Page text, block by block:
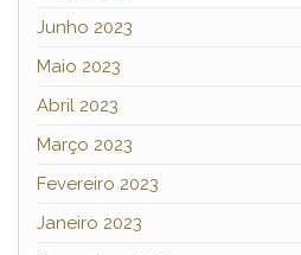
Junho 2023
Maio 2023
Abril 2023
Março 2023
Fevereiro 2023
Janeiro 2023